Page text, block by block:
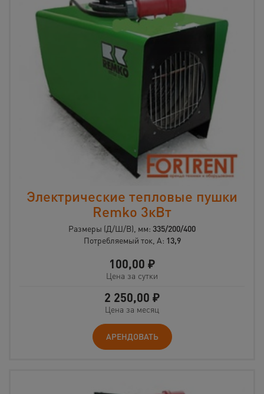
Электрические тепловые пушки
Remko 3кВт
Размеры (Д/Ш/В), мм: 335/200/400
Потребляемый ток, А: 13,9
100,00 ₽
Цена за сутки
2 250,00 ₽
Цена за месяц
АРЕНДОВАТЬ